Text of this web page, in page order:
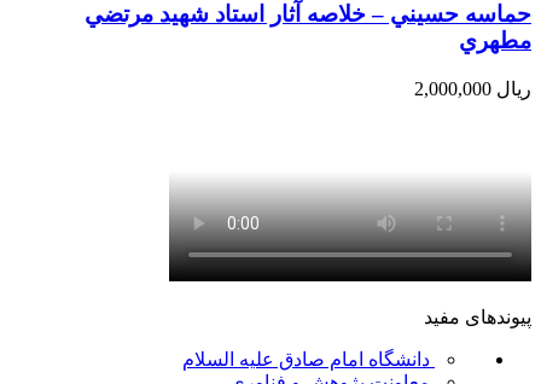
حماسه حسيني – خلاصه آثار استاد شهيد مرتضي
مطهري
ریال
پیوندهای مفید
دانشگاه امام صادق علیه السلام